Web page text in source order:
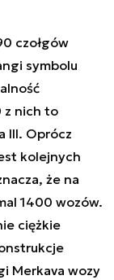
czołgów
symbolu
z nich to
III. Oprócz
kolejnych
że na
1400 wozów.
ciężkie
Merkava wozy